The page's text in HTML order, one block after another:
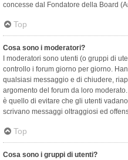
concesse dal Fondatore della Board
Top
Cosa sono i moderatori?
I moderatori sono utenti (o gruppi di
controllo i forum giorno per giorno.
qualsiasi messaggio e di chiudere,
argomento del forum da loro
è quello di evitare che gli utenti
scrivano messaggi oltraggiosi ed
Top
Cosa sono i gruppi di utenti?